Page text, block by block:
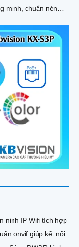
minh, chuẩn nén
chỗ đỗ xe hiệu quả
ninh IP Wifi tích hợp
onvif giúp kết nối